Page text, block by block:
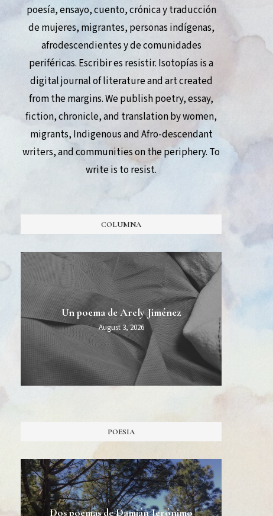
poesía, ensayo, cuento, crónica y traducción
de mujeres, migrantes, personas indígenas,
afrodescendientes y de comunidades
periféricas. Escribir es resistir. Isotopías is a
digital journal of literature and art created
from the margins. We publish poetry, essay,
fiction, chronicle, and translation by women,
migrants, Indigenous and Afro-descendant
writers, and communities on the periphery. To
write is to resist.
COLUMNA
Un poema de Arely Jiménez
August 3, 2026
POESIA
Dos poemas de Damián Jerónimo